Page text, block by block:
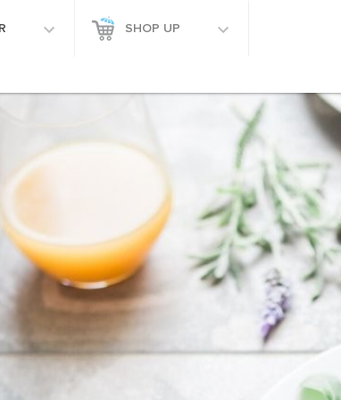
SHOP UP